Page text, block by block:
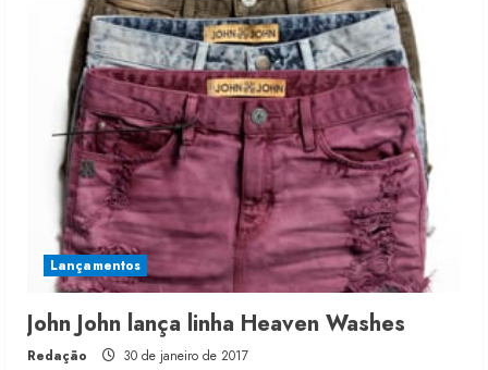
Lançamentos
John John lança linha Heaven Washes
Redação 30 de janeiro de 2017
Moda vende US$63,7 bilhões em
produtos licenciados